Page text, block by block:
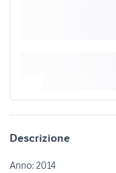
Descrizione
Anno: 2014